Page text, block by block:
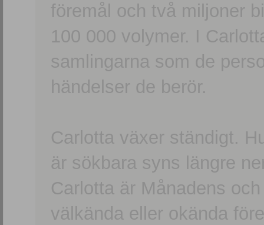
föremål och två miljoner
100 000 volymer. I
samlingarna som de
händelser de berör.
Carlotta växer ständigt.
är sökbara syns längre
Carlotta är Månadens
välkända eller okända